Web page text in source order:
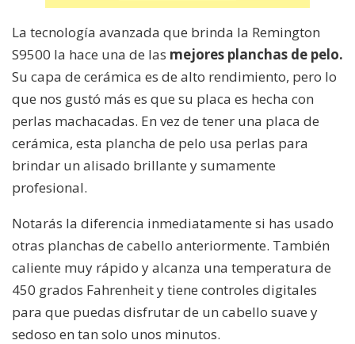
La tecnología avanzada que brinda la Remington
S9500 la hace una de las mejores planchas de pelo.
Su capa de cerámica es de alto rendimiento, pero lo
que nos gustó más es que su placa es hecha con
perlas machacadas. En vez de tener una placa de
cerámica, esta plancha de pelo usa perlas para
brindar un alisado brillante y sumamente
profesional.
Notarás la diferencia inmediatamente si has usado
otras planchas de cabello anteriormente. También
caliente muy rápido y alcanza una temperatura de
450 grados Fahrenheit y tiene controles digitales
para que puedas disfrutar de un cabello suave y
sedoso en tan solo unos minutos.